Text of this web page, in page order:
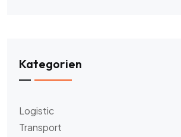
Kategorien
Logistic
Transport